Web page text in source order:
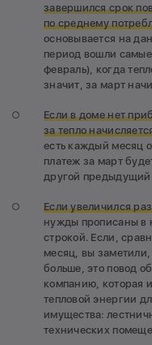
завершился срок
по среднему
основывается на
период вошли
февраль), когда
значит, за март
Если в доме нет
за тепло
есть каждый месяц
платеж за март
другой предыдущий
Если увеличился
нужды прописаны в
строкой. Если,
месяц, вы заметили,
больше, это повод
компанию, которая
тепловой энергии
имущества:
технических